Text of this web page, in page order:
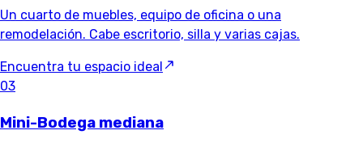
Un cuarto de muebles, equipo de oficina o una
remodelación. Cabe escritorio, silla y varias cajas.
Encuentra tu espacio ideal
03
Mini-Bodega mediana